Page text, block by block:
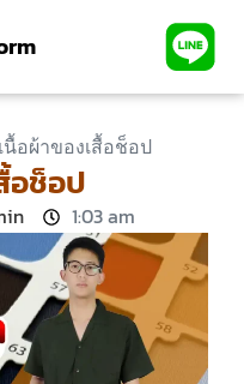
นื้อผ้าของเสื้อช็อป
อช็อป
1:03 am